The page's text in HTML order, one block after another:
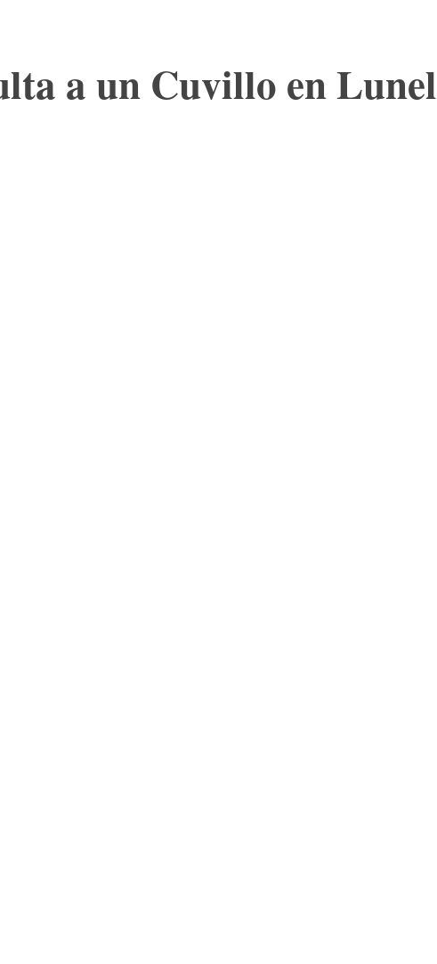
a un Cuvillo en Lunel